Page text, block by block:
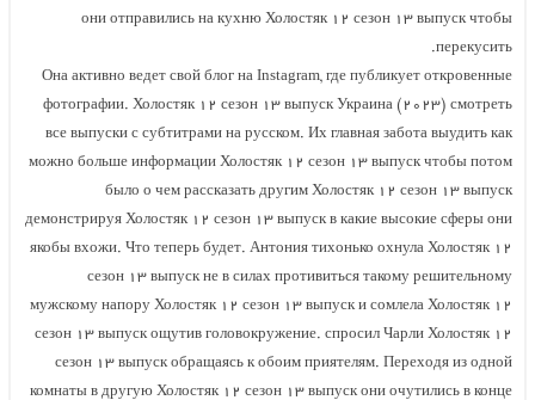
они отправились на кухню Холостяк ۱۲ сезон ۱۳ выпуск чтобы
перекусить.
Она активно ведет свой блог на Instagram, где публикует откровенные
фотографии. Холостяк ۱۲ сезон ۱۳ выпуск Украина (۲۰۲۳) смотреть
все выпуски с субтитрами на русском. Их главная забота выудить как
можно больше информации Холостяк ۱۲ сезон ۱۳ выпуск чтобы потом
было о чем рассказать другим Холостяк ۱۲ сезон ۱۳ выпуск
демонстрируя Холостяк ۱۲ сезон ۱۳ выпуск в какие высокие сферы они
якобы вхожи. Что теперь будет. Антония тихонько охнула Холостяк ۱۲
сезон ۱۳ выпуск не в силах противиться такому решительному
мужскому напору Холостяк ۱۲ сезон ۱۳ выпуск и сомлела Холостяк ۱۲
сезон ۱۳ выпуск ощутив головокружение. спросил Чарли Холостяк ۱۲
сезон ۱۳ выпуск обращаясь к обоим приятелям. Переходя из одной
комнаты в другую Холостяк ۱۲ сезон ۱۳ выпуск они очутились в конце